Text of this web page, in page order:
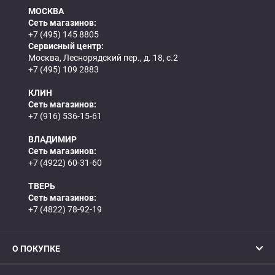
МОСКВА
Сеть магазинов:
+7 (495) 145 8805
Сервисный центр:
Москва, Леснорядский пер., д. 18, с.2
+7 (495) 109 2883
КЛИН
Сеть магазинов:
+7 (916) 536-15-61
ВЛАДИМИР
Сеть магазинов:
+7 (4922) 60-31-60
ТВЕРЬ
Сеть магазинов:
+7 (4822) 78-92-19
О ПОКУПКЕ